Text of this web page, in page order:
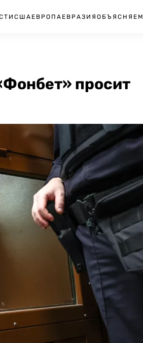
США ЕВРОПА ЕВРАЗИЯ ОБЪЯСНЯЕМ
просит